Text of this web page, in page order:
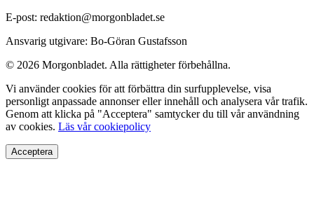
E-post: redaktion@morgonbladet.se
Ansvarig utgivare: Bo-Göran Gustafsson
© 2026 Morgonbladet. Alla rättigheter förbehållna.
Vi använder cookies för att förbättra din surfupplevelse, visa
personligt anpassade annonser eller innehåll och analysera vår trafik.
Genom att klicka på "Acceptera" samtycker du till vår användning
av cookies. Läs vår cookiepolicy
Acceptera